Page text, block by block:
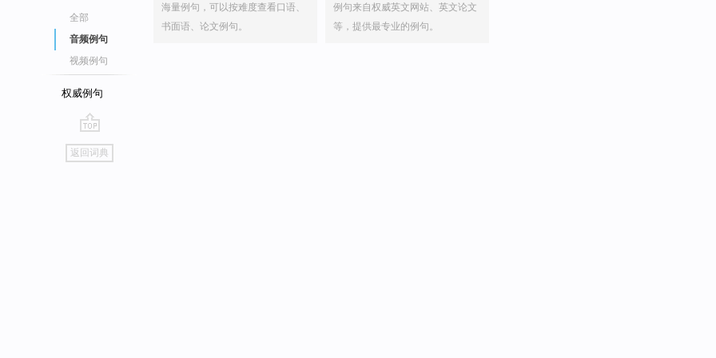
全部
音频例句
视频例句
权威例句
go
top
返回词典
海量例句，可以按难度查看口语、
书面语、论文例句。
例句来自权威英文网站、英文论文
等，提供最专业的例句。